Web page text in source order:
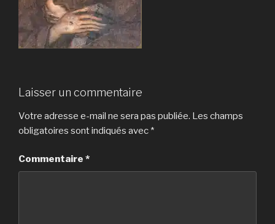
Laisser un commentaire
Votre adresse e-mail ne sera pas publiée. Les champs
obligatoires sont indiqués avec *
Commentaire *